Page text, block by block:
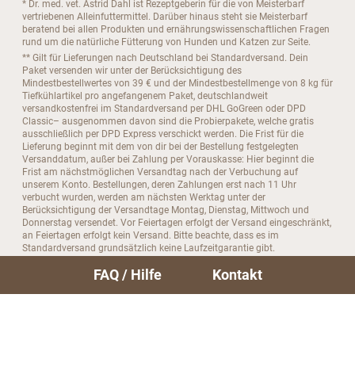
* Dr. med. vet. Astrid Dahl ist Rezeptgeberin für die von Meisterbarf
vertriebenen Alleinfuttermittel. Darüber hinaus steht sie Meisterbarf
beratend bei allen Produkten und ernährungswissenschaftlichen Fragen
rund um die natürliche Fütterung von Hunden und Katzen zur Seite.
** Gilt für Lieferungen nach Deutschland bei Standardversand. Dein
Paket versenden wir unter der Berücksichtigung des
Mindestbestellwertes von 39 € und der Mindestbestellmenge von 8 kg für
Tiefkühlartikel pro angefangenem Paket, deutschlandweit
versandkostenfrei im Standardversand per DHL GoGreen oder DPD
Classic– ausgenommen davon sind die Probierpakete, welche gratis
ausschließlich per DPD Express verschickt werden. Die Frist für die
Lieferung beginnt mit dem von dir bei der Bestellung festgelegten
Versanddatum, außer bei Zahlung per Vorauskasse: Hier beginnt die
Frist am nächstmöglichen Versandtag nach der Verbuchung auf
unserem Konto. Bestellungen, deren Zahlungen erst nach 11 Uhr
verbucht wurden, werden am nächsten Werktag unter der
Berücksichtigung der Versandtage Montag, Dienstag, Mittwoch und
Donnerstag versendet. Vor Feiertagen erfolgt der Versand eingeschränkt,
an Feiertagen erfolgt kein Versand. Bitte beachte, dass es im
Standardversand grundsätzlich keine Laufzeitgarantie gibt.
GoGreen. Die Emissionen, die durch den Versand entstehen, werden
FAQ / Hilfe Kontakt